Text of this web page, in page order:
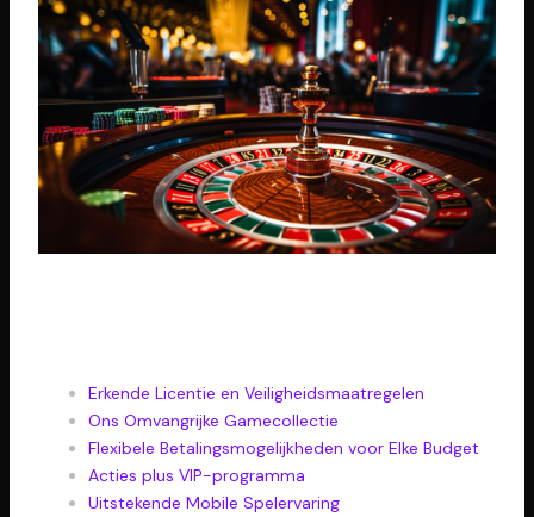
Erkende Licentie en Veiligheidsmaatregelen
Ons Omvangrijke Gamecollectie
Flexibele Betalingsmogelijkheden voor Elke Budget
Acties plus VIP-programma
Uitstekende Mobile Spelervaring